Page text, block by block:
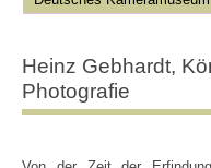
Heinz Gebhardt,
Photografie